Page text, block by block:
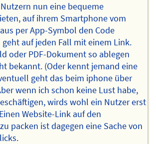
nun eine bequeme
auf ihrem Smartphone vom
per App-Symbol den Code
geht auf jeden Fall mit einem Link.
oder PDF-Dokument so ablegen
bekannt. (Oder kennt jemand eine
geht das beim iphone über
wenn ich schon keine Lust habe,
wirds wohl ein Nutzer erst
Website-Link auf den
packen ist dagegen eine Sache von